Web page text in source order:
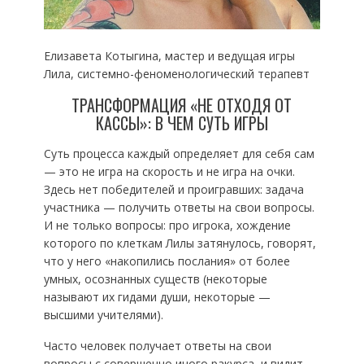
Елизавета Котыгина, мастер и ведущая игры
Лила, системно-феноменологический терапевт
ТРАНСФОРМАЦИЯ «НЕ ОТХОДЯ ОТ
КАССЫ»: В ЧЕМ СУТЬ ИГРЫ
Суть процесса каждый определяет для себя сам
— это не игра на скорость и не игра на очки.
Здесь нет победителей и проигравших: задача
участника — получить ответы на свои вопросы.
И не только вопросы: про игрока, хождение
которого по клеткам Лилы затянулось, говорят,
что у него «накопились послания» от более
умных, осознанных существ (некоторые
называют их гидами души, некоторые —
высшими учителями).
Часто человек получает ответы на свои